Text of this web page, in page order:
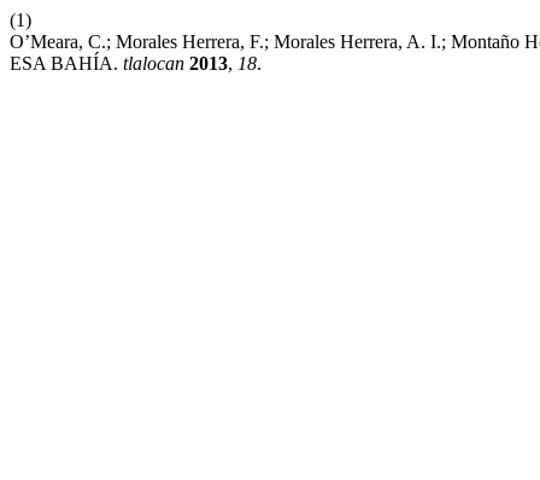
(1)
O’Meara, C.; Morales Herrera, F.; Morales Herrera, A. I.;
ESA BAHÍA. tlalocan 2013, 18.